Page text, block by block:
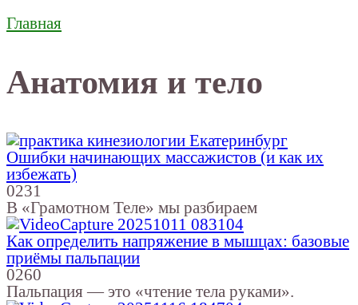
Главная
Анатомия и тело
Ошибки начинающих массажистов (и как их
избежать)
0231
В «Грамотном Теле» мы разбираем
Как определить напряжение в мышцах: базовые
приёмы пальпации
0260
Пальпация — это «чтение тела руками».